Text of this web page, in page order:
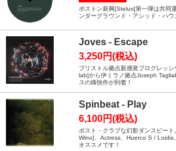
ボストン新興[Stelus]第一弾は共同
ンダーグラウンド・アシッド・ハウ
Joves - Escape
3,250円(税込)
ブリストル拠点新感覚プログレッ
lab]から伊ミラノ拠点Joseph
スの痛快作が到着！
Spinbeat - Play
6,100円(税込)
ポスト・クラブな幻影ダンスビー
Wino]、Actress、Huerco S / Loidis
オススメです！